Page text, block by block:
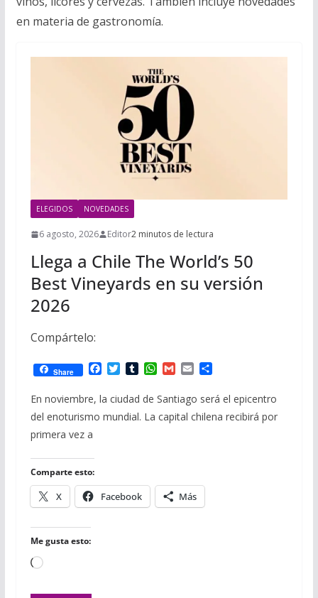
en materia de gastronomía.
ELEGIDOS NOVEDADES
6 agosto, 2026 Editor2 minutos de lectura
Llega a Chile The World’s 50
Best Vineyards en su versión
2026
Compártelo:
Share
F
c
e
b
T
i
t
t
T
m
b
l
W
a
t
s
G
a
i
l
E
a
i
l
C
m
p
a
En noviembre, la ciudad de Santiago será el epicentro
del enoturismo mundial. La capital chilena recibirá por
primera vez a
Comparte esto:
X Facebook Más
Me gusta esto:
Cargando...
m